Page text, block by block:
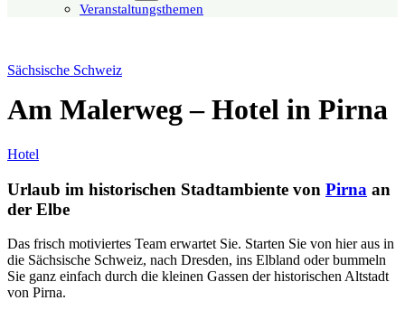
Veranstaltungsthemen
Sächsische Schweiz
Am Malerweg – Hotel in Pirna
Hotel
Urlaub im historischen Stadtambiente von Pirna an
der Elbe
Das frisch motiviertes Team erwartet Sie. Starten Sie von hier aus in
die Sächsische Schweiz, nach Dresden, ins Elbland oder bummeln
Sie ganz einfach durch die kleinen Gassen der historischen Altstadt
von Pirna.